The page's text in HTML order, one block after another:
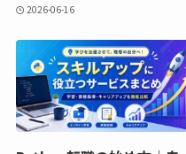
2026-06-16